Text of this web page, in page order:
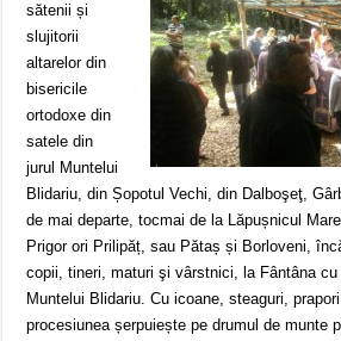
sătenii și
slujitorii
altarelor din
bisericile
ortodoxe din
satele din
jurul Muntelui
Blidariu, din Șopotul Vechi, din Dalboşeţ,
de mai departe, tocmai de la Lăpușnicul
Prigor ori Prilipăț, sau Pătaș și Borloveni,
copii, tineri, maturi şi vârstnici, la Fântâna cu
Muntelui Blidariu. Cu icoane, steaguri,
procesiunea șerpuiește pe drumul de munte